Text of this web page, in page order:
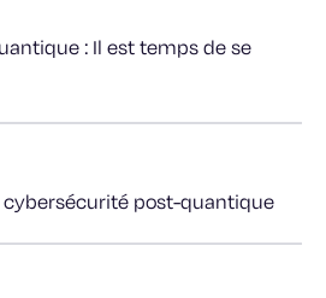
: Il est temps de se
cybersécurité post-quantique